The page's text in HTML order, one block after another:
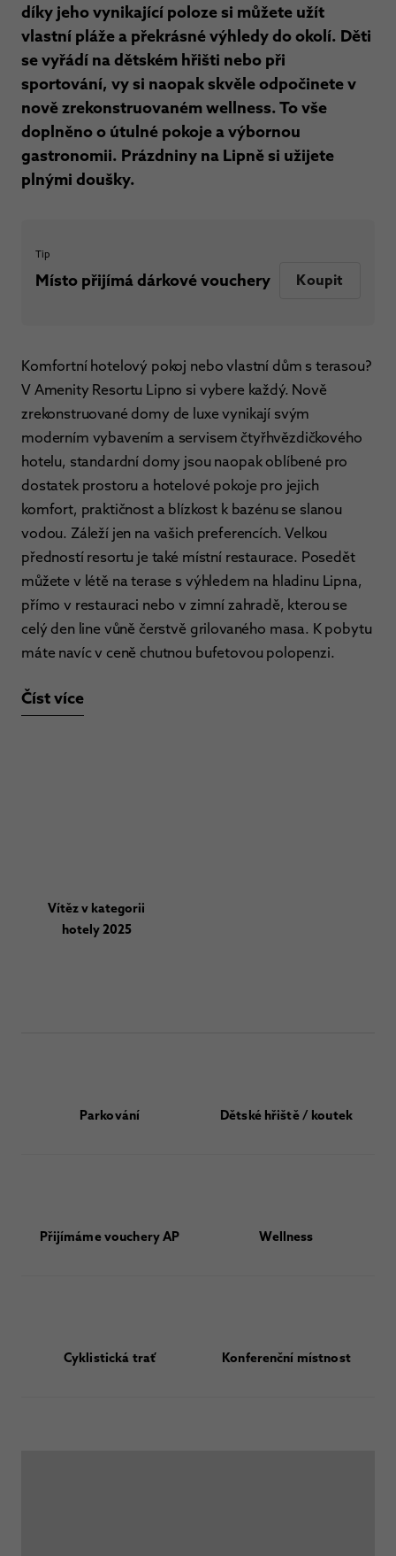
díky jeho vynikající poloze si můžete užít
vlastní pláže a překrásné výhledy do okolí. Děti
se vyřádí na dětském hřišti nebo při
sportování, vy si naopak skvěle odpočinete v
nově zrekonstruovaném wellness. To vše
doplněno o útulné pokoje a výbornou
gastronomii. Prázdniny na Lipně si užijete
plnými doušky.
Tip
Místo přijímá dárkové vouchery Koupit
Komfortní hotelový pokoj nebo vlastní dům s terasou?
V Amenity Resortu Lipno si vybere každý. Nově
zrekonstruované domy de luxe vynikají svým
moderním vybavením a servisem čtyřhvězdičkového
hotelu, standardní domy jsou naopak oblíbené pro
dostatek prostoru a hotelové pokoje pro jejich
komfort, praktičnost a blízkost k bazénu se slanou
vodou. Záleží jen na vašich preferencích. Velkou
předností resortu je také místní restaurace. Posedět
můžete v létě na terase s výhledem na hladinu Lipna,
přímo v restauraci nebo v zimní zahradě, kterou se
celý den line vůně čerstvě grilovaného masa. K pobytu
máte navíc v ceně chutnou bufetovou polopenzi.
Číst více
Vítěz v kategorii
hotely 2025
Parkování Dětské hřiště / koutek
Přijímáme vouchery AP Wellness
Cyklistická trať Konferenční místnost